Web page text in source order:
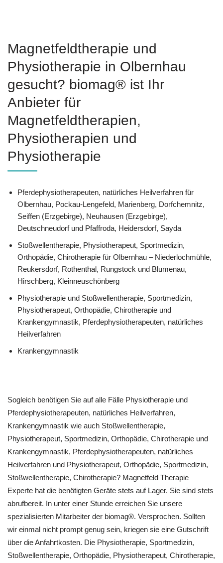
Magnetfeldtherapie und
Physiotherapie in Olbernhau
gesucht? biomag® ist Ihr
Anbieter für
Magnetfeldtherapien,
Physiotherapien und
Physiotherapie
Pferdephysiotherapeuten, natürliches Heilverfahren für
Olbernhau, Pockau-Lengefeld, Marienberg, Dorfchemnitz,
Seiffen (Erzgebirge), Neuhausen (Erzgebirge),
Deutschneudorf und Pfaffroda, Heidersdorf, Sayda
Stoßwellentherapie, Physiotherapeut, Sportmedizin,
Orthopädie, Chirotherapie für Olbernhau – Niederlochmühle,
Reukersdorf, Rothenthal, Rungstock und Blumenau,
Hirschberg, Kleinneuschönberg
Physiotherapie und Stoßwellentherapie, Sportmedizin,
Physiotherapeut, Orthopädie, Chirotherapie und
Krankengymnastik, Pferdephysiotherapeuten, natürliches
Heilverfahren
Krankengymnastik
Sogleich benötigen Sie auf alle Fälle Physiotherapie und
Pferdephysiotherapeuten, natürliches Heilverfahren,
Krankengymnastik wie auch Stoßwellentherapie,
Physiotherapeut, Sportmedizin, Orthopädie, Chirotherapie und
Krankengymnastik, Pferdephysiotherapeuten, natürliches
Heilverfahren und Physiotherapeut, Orthopädie, Sportmedizin,
Stoßwellentherapie, Chirotherapie? Magnetfeld Therapie
Experte hat die benötigten Geräte stets auf Lager. Sie sind stets
abrufbereit. In unter einer Stunde erreichen Sie unsere
spezialisierten Mitarbeiter der biomag®. Versprochen. Sollten
wir einmal nicht prompt genug sein, kriegen sie eine Gutschrift
über die Anfahrtkosten. Die Physiotherapie, Sportmedizin,
Stoßwellentherapie, Orthopädie, Physiotherapeut, Chirotherapie,